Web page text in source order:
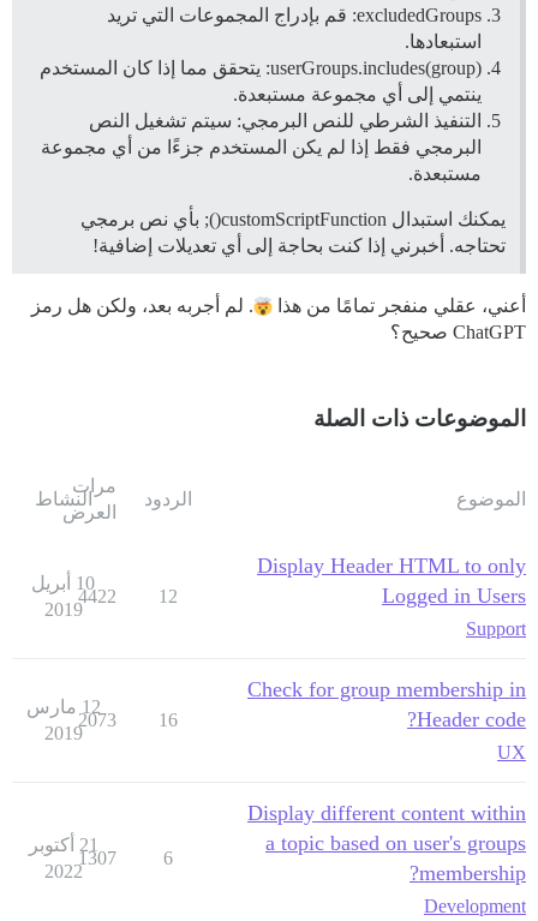
excludedGroups: قم بإدراج المجموعات التي تريد
استبعادها.
userGroups.includes(group): يتحقق مما إذا كان المستخدم
ينتمي إلى أي مجموعة مستبعدة.
التنفيذ الشرطي للنص البرمجي: سيتم تشغيل النص
البرمجي فقط إذا لم يكن المستخدم جزءًا من أي مجموعة
مستبعدة.
يمكنك استبدال customScriptFunction(); بأي نص برمجي
تحتاجه. أخبرني إذا كنت بحاجة إلى أي تعديلات إضافية!
أعني، عقلي منفجر تمامًا من هذا
. لم أجربه بعد، ولكن هل رمز
ChatGPT صحيح؟
الموضوعات ذات الصلة
الموضوع الردود
مرات
العرض
النشاط
Display Header HTML to only
Logged in Users
Support
12
4422
10 أبريل
2019
Check for group membership in
Header code?
UX
16
2073
12 مارس
2019
Display different content within
a topic based on user's groups
membership?
Development
6
1307
21 أكتوبر
2022